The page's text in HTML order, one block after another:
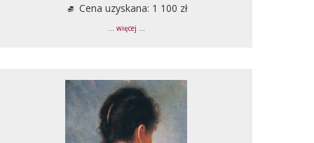
Cena uzyskana: 1 100 zł
... więcej ...